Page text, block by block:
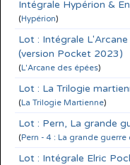
Intégrale Hypérion &
(Hypérion)
Lot : Intégrale L'Arcane
(version Pocket 2023)
(L'Arcane des épées)
Lot : La Trilogie
(La Trilogie Martienne)
Lot : Pern, La grande
(Pern - 4 : La grande guerre
Lot : Intégrale Elric